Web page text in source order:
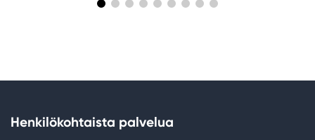
Henkilökohtaista palvelua